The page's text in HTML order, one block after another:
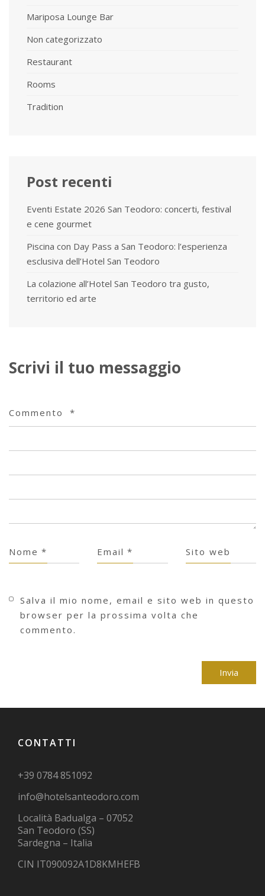
Mariposa Lounge Bar
Non categorizzato
Restaurant
Rooms
Tradition
Post recenti
Eventi Estate 2026 San Teodoro: concerti, festival
e cene gourmet
Piscina con Day Pass a San Teodoro: l’esperienza
esclusiva dell’Hotel San Teodoro
La colazione all’Hotel San Teodoro tra gusto,
territorio ed arte
Scrivi il tuo messaggio
Commento *
Nome * Email * Sito web
Salva il mio nome, email e sito web in questo
browser per la prossima volta che
commento.
CONTATTI
+39 0784 851092
info@hotelsanteodoro.com
Località Badualga – 07052
San Teodoro (SS)
Sardegna – Italia
CIN IT090092A1D8KMHEFB